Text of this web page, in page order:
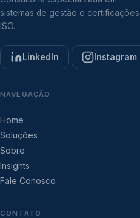
sistemas de gestão e certificações
ISO.
LinkedIn Instagram
NAVEGAÇÃO
Home
Soluções
Sobre
Insights
Fale Conosco
CONTATO